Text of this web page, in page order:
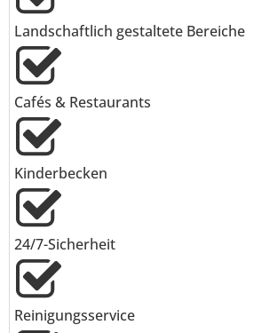
Landschaftlich gestaltete Bereiche
Cafés & Restaurants
Kinderbecken
24/7-Sicherheit
Reinigungsservice